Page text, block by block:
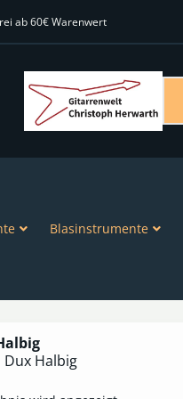
ab 60€ Warenwert
Blasinstrumente
Halbig